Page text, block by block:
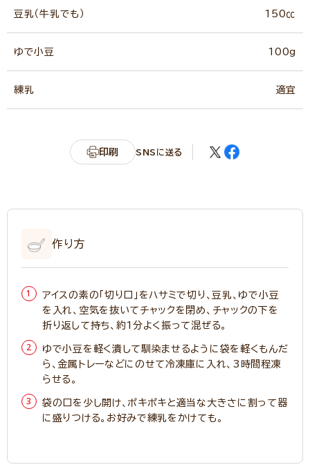
豆乳（牛乳でも） 150㏄
ゆで小豆 100g
練乳 適宜
印刷 SNSに送る
作り方
アイスの素の「切り口」をハサミで切り、豆乳、ゆで小豆
を入れ、空気を抜いてチャックを閉め、チャックの下を
折り返して持ち、約1分よく振って混ぜる。
ゆで小豆を軽く潰して馴染ませるように袋を軽くもんだ
ら、金属トレーなどにのせて冷凍庫に入れ、3時間程凍
らせる。
袋の口を少し開け、ポキポキと適当な大きさに割って器
に盛りつける。お好みで練乳をかけても。